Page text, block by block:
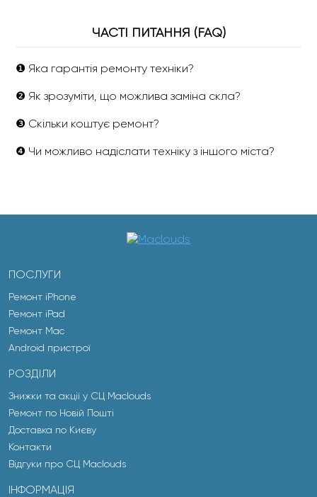
ЧАСТІ ПИТАННЯ (FAQ)
❶ Яка гарантія ремонту техніки?
❷ Як зрозуміти, що можлива заміна скла?
❸ Скільки коштує ремонт?
❹ Чи можливо надіслати техніку з іншого міста?
ПОСЛУГИ
Ремонт iPhone
Ремонт iPad
Ремонт Mac
Android пристрої
РОЗДІЛИ
Знижки та акції у СЦ Maclouds
Ремонт по Новій Пошті
Доставка по Києву
Контакти
Відгуки про СЦ Maclouds
ІНФОРМАЦІЯ